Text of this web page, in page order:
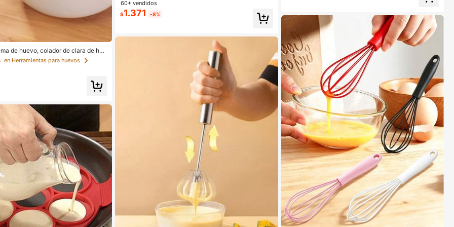
de huevo, colador de clara de hue
herramientas para huevos para
de cocina y repostería, utensili
en Herramientas para huevos
60+ vendidos
$1.371 -8%